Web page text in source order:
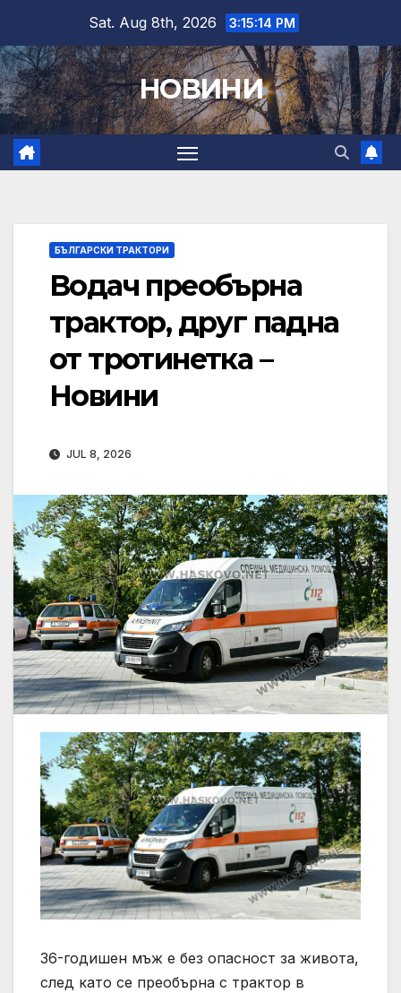
content
Sat. Aug 8th, 2026 3:15:16 PM
НОВИНИ
БЪЛГАРСКИ ТРАКТОРИ
Водач преобърна
трактор, друг падна
от тротинетка –
Новини
JUL 8, 2026
36-годишен мъж е без опасност за живота,
след като се преобърна с трактор в